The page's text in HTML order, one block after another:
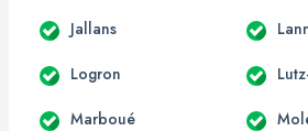
Jallans
Logron
Marboué